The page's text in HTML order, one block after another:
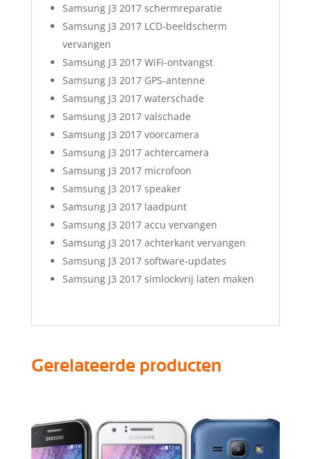
Samsung J3 2017 schermreparatie
Samsung J3 2017 LCD-beeldscherm
vervangen
Samsung J3 2017 WiFi-ontvangst
Samsung J3 2017 GPS-antenne
Samsung J3 2017 waterschade
Samsung J3 2017 valschade
Samsung J3 2017 voorcamera
Samsung J3 2017 achtercamera
Samsung J3 2017 microfoon
Samsung J3 2017 speaker
Samsung J3 2017 laadpunt
Samsung J3 2017 accu vervangen
Samsung J3 2017 achterkant vervangen
Samsung J3 2017 software-updates
Samsung J3 2017 simlockvrij laten maken
Gerelateerde producten